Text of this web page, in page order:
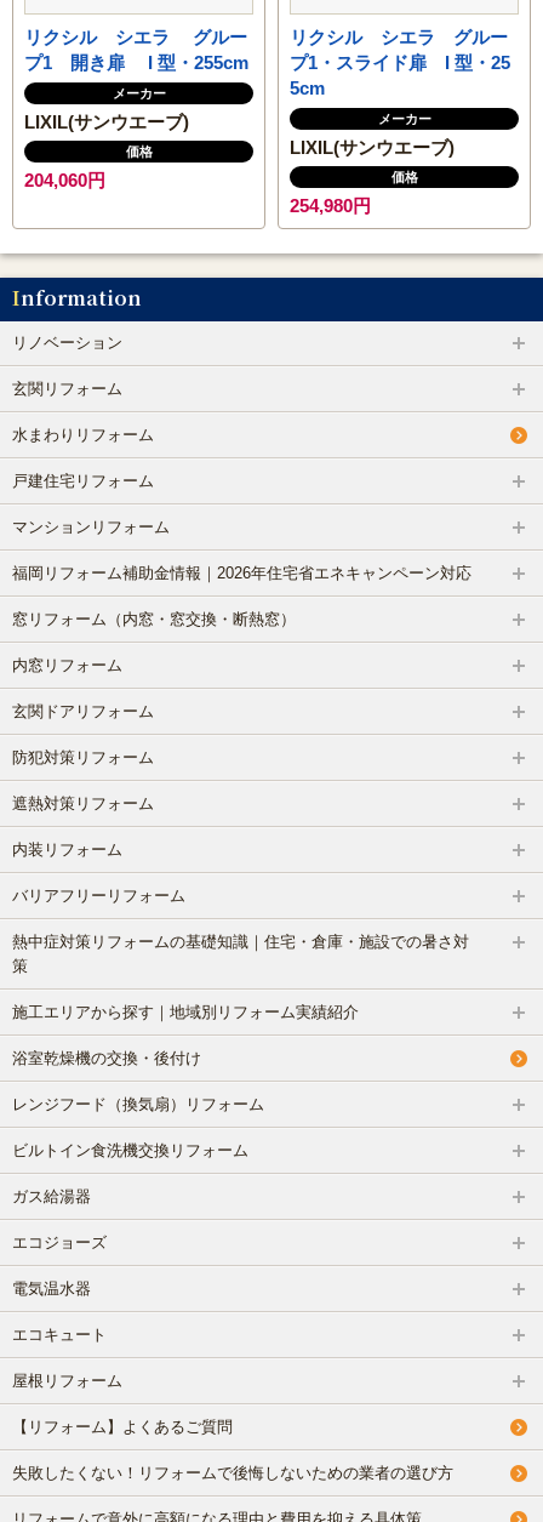
ビルトイン食洗機交換リフォーム
ガス給湯器
エコジョーズ
エコキュート
トイレ
システムキッチン
浴室(風呂)
屋根リフォーム
洗面化粧台
ＩＨ・ガスコンロ
ガス給湯器/エコジョーズ・電気温水器/エコキュート
床の張り替え
クロス（壁紙）張り替えリフォーム
失敗したくない！リフォームで後悔しないための業者の選び
リフォームで意外に高額になる理由と費用を抑える具体策
水まわり機器人気リフォームメーカー
水まわりリフォーム 人気ランキング
概算見積もり
当社こだわりの施工
ご相談から施工完了の流れ
【マンション向け】大特価セット
リクシル シエラ グルー
プ1 開き扉 I 型・255cm
メーカー
LIXIL(サンウエーブ)
価格
204,060円
リクシル シエラ グルー
プ1・スライド扉 I 型・25
5cm
メーカー
LIXIL(サンウエーブ)
価格
254,980円
Information
リノベーション
玄関リフォーム
水まわりリフォーム
戸建住宅リフォーム
マンションリフォーム
福岡リフォーム補助金情報｜2026年住宅省エネキャンペーン対応
窓リフォーム（内窓・窓交換・断熱窓）
内窓リフォーム
玄関ドアリフォーム
防犯対策リフォーム
遮熱対策リフォーム
内装リフォーム
バリアフリーリフォーム
熱中症対策リフォームの基礎知識｜住宅・倉庫・施設での暑さ対
策
施工エリアから探す｜地域別リフォーム実績紹介
浴室乾燥機の交換・後付け
レンジフード（換気扇）リフォーム
ビルトイン食洗機交換リフォーム
ガス給湯器
エコジョーズ
電気温水器
エコキュート
屋根リフォーム
【リフォーム】よくあるご質問
失敗したくない！リフォームで後悔しないための業者の選び方